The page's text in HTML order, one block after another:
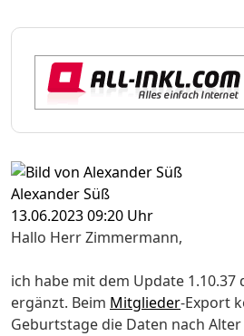
Alexander Süß
13.06.2023 09:20 Uhr
Hallo Herr Zimmermann,
ich habe mit dem Update 1.10.37
ergänzt. Beim Mitglieder-Export
Geburtstage die Daten nach